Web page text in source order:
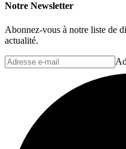
Notre Newsletter
Abonnez-vous à notre liste de
actualité.